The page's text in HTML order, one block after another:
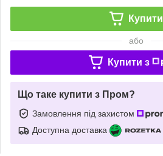
Купити
або
Купити з
Що таке купити з Пром?
Замовлення під захистом
Доступна доставка